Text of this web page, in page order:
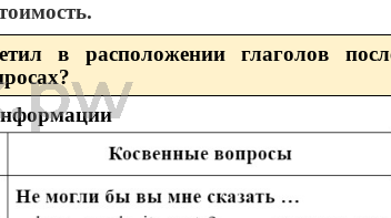
в расположении глаголов